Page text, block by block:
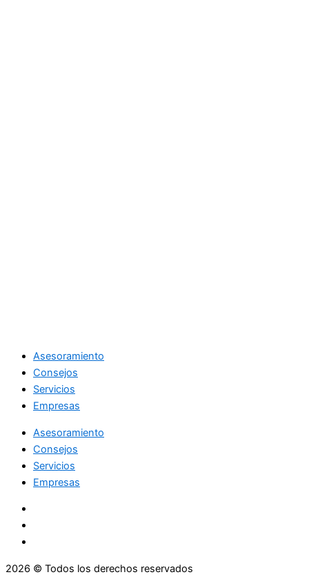
Asesoramiento
Consejos
Servicios
Empresas
Asesoramiento
Consejos
Servicios
Empresas
2026 © Todos los derechos reservados